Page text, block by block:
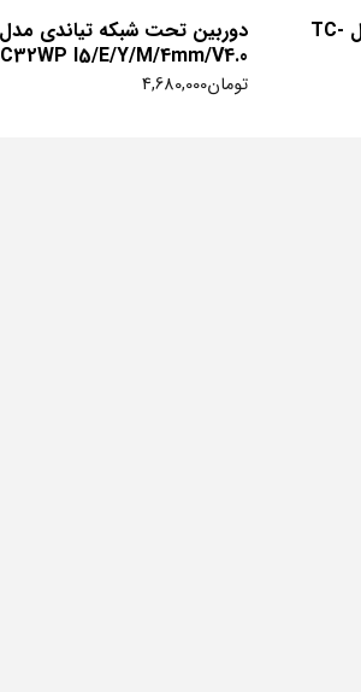
دوربین تحت شبکه تیاندی مدل TC-
C32WP I5/E/Y/M/4mm/V4.0
تومان4,680,000